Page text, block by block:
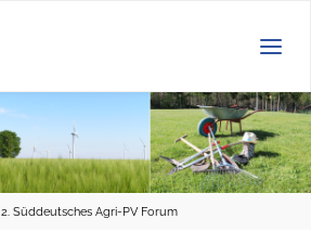
2. Süddeutsches Agri-PV Forum